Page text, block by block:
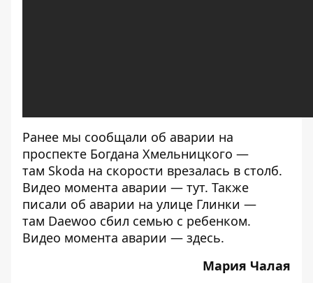
Ранее мы сообщали об аварии на
проспекте Богдана Хмельницкого —
там Skoda на скорости врезалась в столб.
Видео момента аварии — тут. Также
писали об аварии на улице Глинки —
там Daewoo сбил семью с ребенком.
Видео момента аварии — здесь.
Мария Чалая